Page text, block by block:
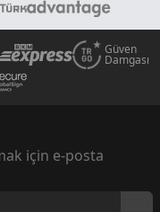
Güven
Damgası
için e-posta